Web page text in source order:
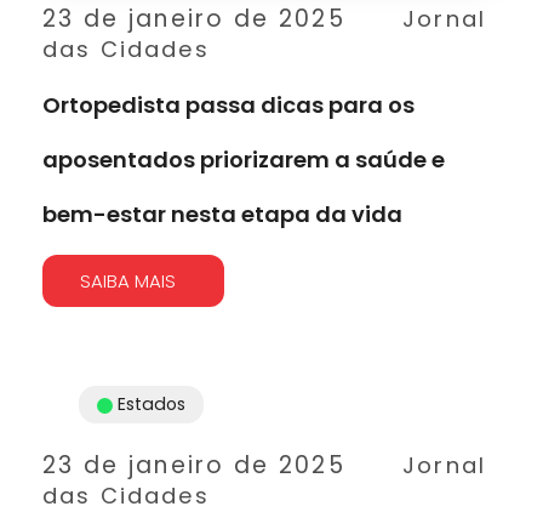
23 de janeiro de 2025
Jornal
das Cidades
Ortopedista passa dicas para os
aposentados priorizarem a saúde e
bem-estar nesta etapa da vida
SAIBA MAIS
23 de janeiro de 2025
Jornal
das Cidades
Estados